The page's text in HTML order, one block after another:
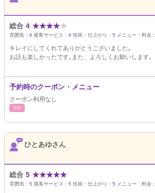
総合 4 ★★★★★
雰囲気： 4 接客サービス： 4 技術・仕上がり： 5 メニュー・料金：
キレイにしてくれてありがとうございました｡
お話も楽しかったです｡また、よろしくお願いします｡
予約時のクーポン・メニュー
クーポン利用なし
ﾈｲﾙ
ひとあゆさん
総合 5 ★★★★★
雰囲気： 5 接客サービス： 5 技術・仕上がり： 5 メニュー・料金：